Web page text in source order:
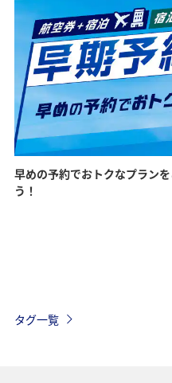
早めの予約でおトクなプラン
う！
タグ一覧